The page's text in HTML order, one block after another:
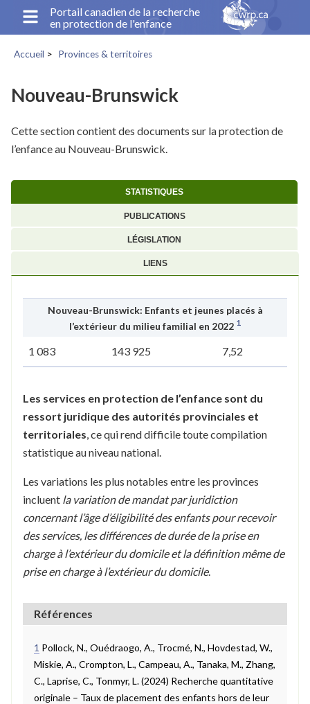
principal
Portail canadien de la recherche
en protection de l'enfance
Accueil Provinces & territoires
Nouveau-Brunswick
Cette section contient des documents sur la protection de
l’enfance au Nouveau-Brunswick.
STATISTIQUES
PUBLICATIONS
LÉGISLATION
LIENS
Nouveau-Brunswick: Enfants et jeunes placés à
l’extérieur du milieu familial en 2022 1
1 083 143 925 7,52
Les services en protection de l’enfance sont du
ressort juridique des autorités provinciales et
territoriales , ce qui rend difficile toute compilation
statistique au niveau national.
Les variations les plus notables entre les provinces
incluent la variation de mandat par juridiction
concernant l’âge d’éligibilité des enfants pour recevoir
des services, les différences de durée de la prise en
charge à l’extérieur du domicile et la définition même de
prise en charge à l’extérieur du domicile.
Références
1 Pollock, N., Ouédraogo, A., Trocmé, N., Hovdestad, W.,
Miskie, A., Crompton, L., Campeau, A., Tanaka, M., Zhang,
C., Laprise, C., Tonmyr, L. (2024) Recherche quantitative
originale – Taux de placement des enfants hors de leur